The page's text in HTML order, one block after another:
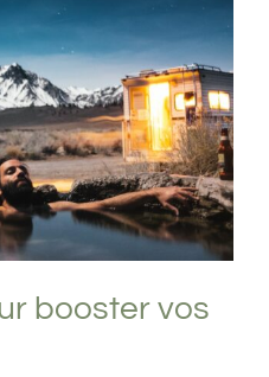
booster vos
au froid Jeûne
Thermorégulation
booster vos